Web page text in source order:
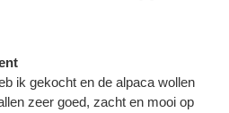
ik gekocht en de alpaca wollen
zeer goed, zacht en mooi op